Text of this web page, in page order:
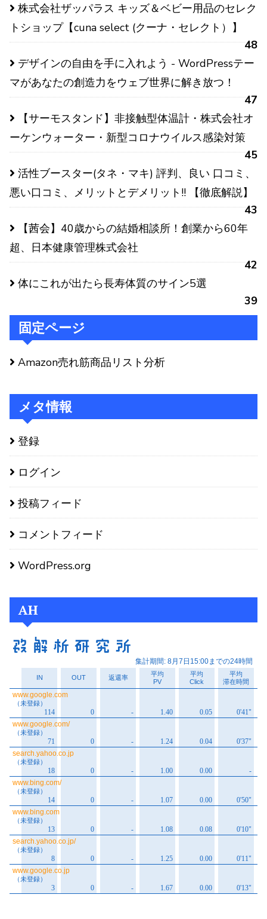
株式会社ザッパラス キッズ＆ベビー用品のセレク
トショップ【cuna select (クーナ・セレクト）】
48
デザインの自由を手に入れよう - WordPressテー
マがあなたの創造力をウェブ世界に解き放つ！
47
【サーモスタンド】非接触型体温計・株式会社オ
ーケンウォーター・新型コロナウイルス感染対策
45
活性ブースター(タネ・マキ) 評判、良い 口コミ、
悪い口コミ、メリットとデメリット!! 【徹底解説】
43
【茜会】40歳からの結婚相談所！創業から60年
超、日本健康管理株式会社
42
体にこれが出たら長寿体質のサイン5選
39
固定ページ
Amazon売れ筋商品リスト分析
メタ情報
登録
ログイン
投稿フィード
コメントフィード
WordPress.org
AH